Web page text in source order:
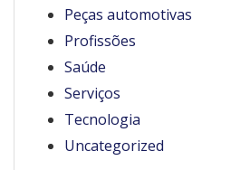
Peças automotivas
Profissões
Saúde
Serviços
Tecnologia
Uncategorized